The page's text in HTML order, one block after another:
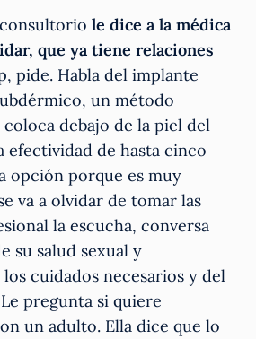
consultoriole dice a la médica
que ya tiene relaciones
pide. Habla del implante
un método
debajo de la piel del
efectividad de hasta cinco
opción porque es muy
va a olvidar de tomar las
la escucha, conversa
su salud sexual y
cuidados necesarios y del
pregunta si quiere
un adulto. Ella dice que lo